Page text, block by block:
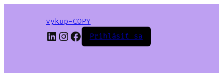
vykup-COPY
LinkedIn
Instagram
Facebook
Prihlásiť sa